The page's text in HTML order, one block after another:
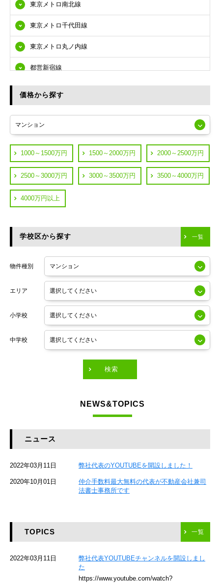
品川区
目黒区
大田区
世田谷区
渋谷区
練馬区
葛飾区
横浜市鶴見区
横浜市神奈川区
川崎市川崎区
川崎市中原区
川崎市高津区
東京メトロ南北線
東京メトロ千代田線
東京メトロ丸ノ内線
都営新宿線
都営浅草線
JR中央線
JR中央・総武線
東京メトロ日比谷線
小田急線
東京メトロ半蔵門線
東京メトロ副都心線
東京メトロ有楽町線
JR総武本線
京成本線
東海道新幹線
価格から探す
1000～1500万円 1500～2000万円 2000～2500万円
2500～3000万円 3000～3500万円 3500～4000万円
4000万円以上
学校区から探す 一覧
物件種別
エリア
小学校
中学校
検索
NEWS&TOPICS
ニュース
2022年03月11日 弊社代表のYOUTUBEを開設しました！
2020年10月01日
仲介手数料最大無料の代表が不動産会社兼司
法書士事務所です
TOPICS 一覧
2022年03月11日
弊社代表YOUTUBEチャンネルを開設しまし
た
https://www.youtube.com/watch?